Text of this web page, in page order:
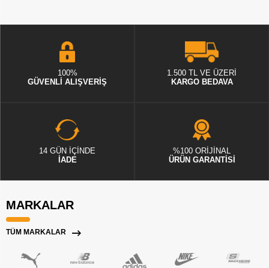
100%
GÜVENLİ ALIŞVERİŞ
1.500 TL VE ÜZERİ
KARGO BEDAVA
14 GÜN İÇİNDE
İADE
%100 ORİJİNAL
ÜRÜN GARANTİSİ
MARKALAR
TÜM MARKALAR